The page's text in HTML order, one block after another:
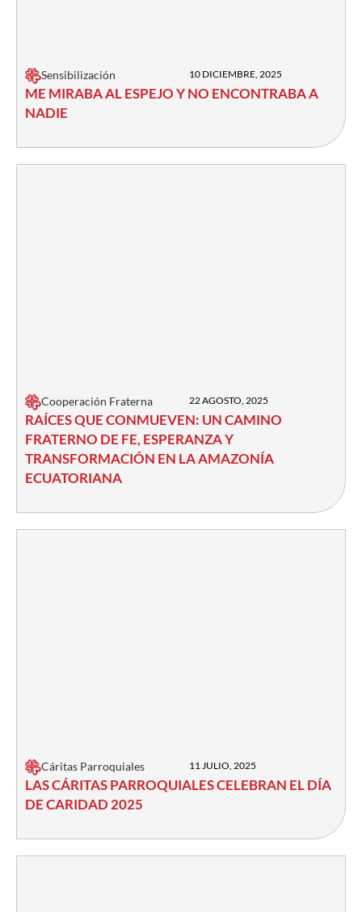
Sensibilización 10 DICIEMBRE, 2025
ME MIRABA AL ESPEJO Y NO ENCONTRABA A
NADIE
Cooperación Fraterna 22 AGOSTO, 2025
RAÍCES QUE CONMUEVEN: UN CAMINO
FRATERNO DE FE, ESPERANZA Y
TRANSFORMACIÓN EN LA AMAZONÍA
ECUATORIANA
Cáritas Parroquiales 11 JULIO, 2025
LAS CÁRITAS PARROQUIALES CELEBRAN EL DÍA
DE CARIDAD 2025